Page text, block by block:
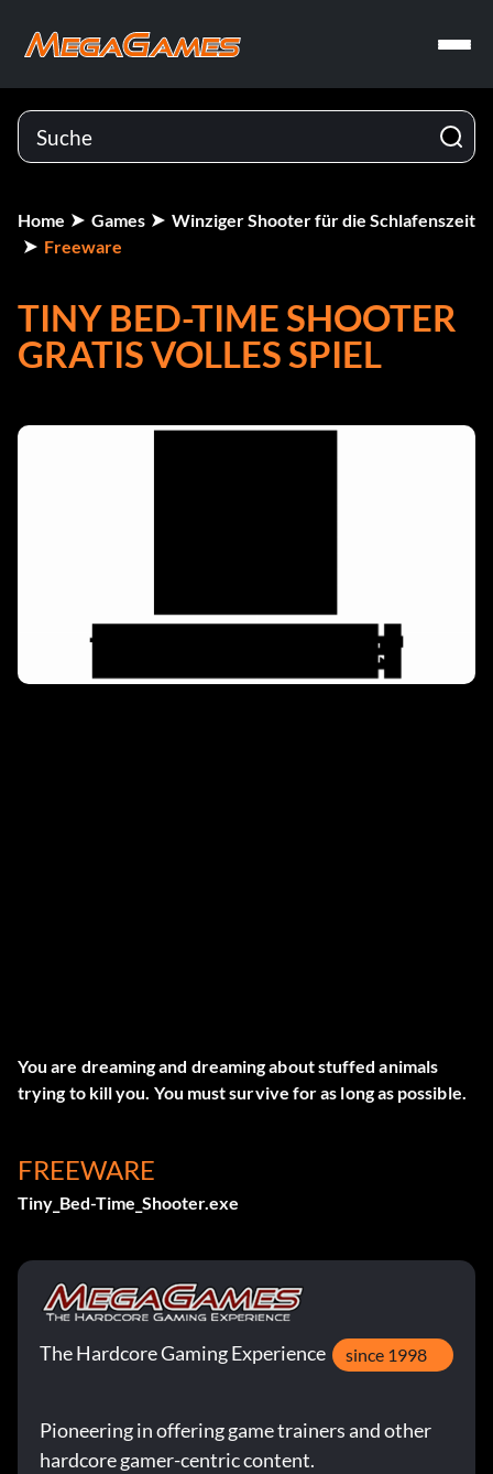
Home Games
Winziger Shooter für die Schlafenszeit
Freeware
TINY BED-TIME SHOOTER
GRATIS VOLLES SPIEL
You are dreaming and dreaming about stuffed animals
trying to kill you. You must survive for as long as possible.
FREEWARE
Tiny_Bed-Time_Shooter.exe
The Hardcore Gaming Experience since 1998
Pioneering in offering game trainers and other
hardcore gamer-centric content.